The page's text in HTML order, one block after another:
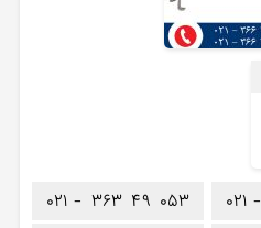
۰۲۱ - ۰۲۱ - ۳۶۳ ۴۹ ۰۵۳